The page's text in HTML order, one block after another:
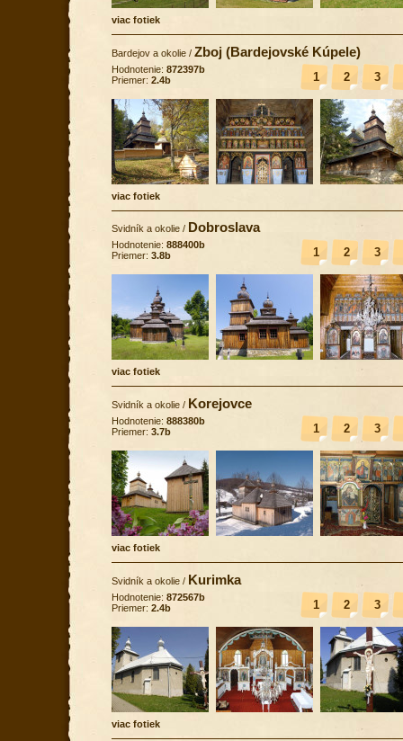
viac fotiek
Bardejov a okolie / Zboj (Bardejovské Kúpele)
1 2 3
Hodnotenie: 872397b
Priemer: 2.4b
viac fotiek
Svidník a okolie / Dobroslava
1 2 3
Hodnotenie: 888400b
Priemer: 3.8b
viac fotiek
Svidník a okolie / Korejovce
1 2 3
Hodnotenie: 888380b
Priemer: 3.7b
viac fotiek
Svidník a okolie / Kurimka
1 2 3
Hodnotenie: 872567b
Priemer: 2.4b
viac fotiek